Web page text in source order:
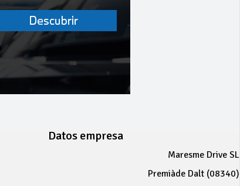
Datos empresa
Maresme Drive SL
Premiàde Dalt (08340)